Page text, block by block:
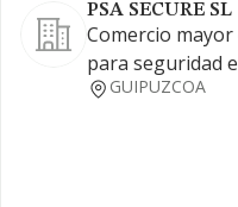
PSA SECURE SL
Comercio
para seguridad
GUIPUZCOA